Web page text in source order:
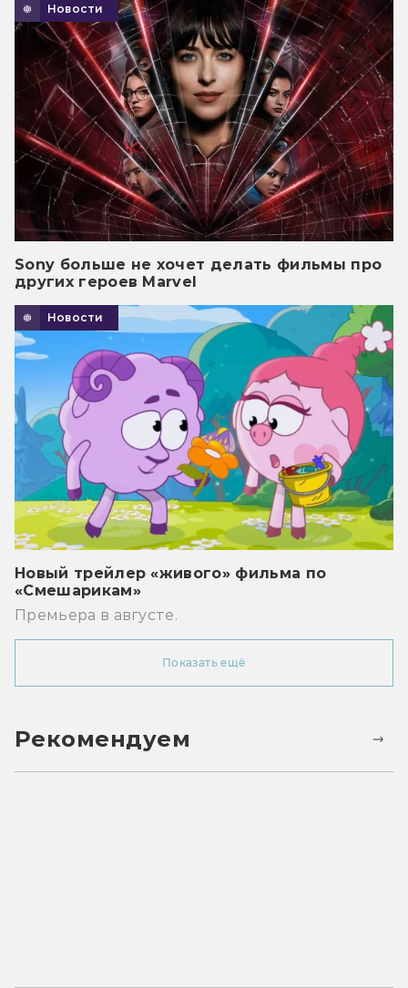
Новости
Sony больше не хочет делать фильмы про
других героев Marvel
Новости
Новый трейлер «живого» фильма по
«Смешарикам»
Премьера в августе.
Показать ещё
Рекомендуем